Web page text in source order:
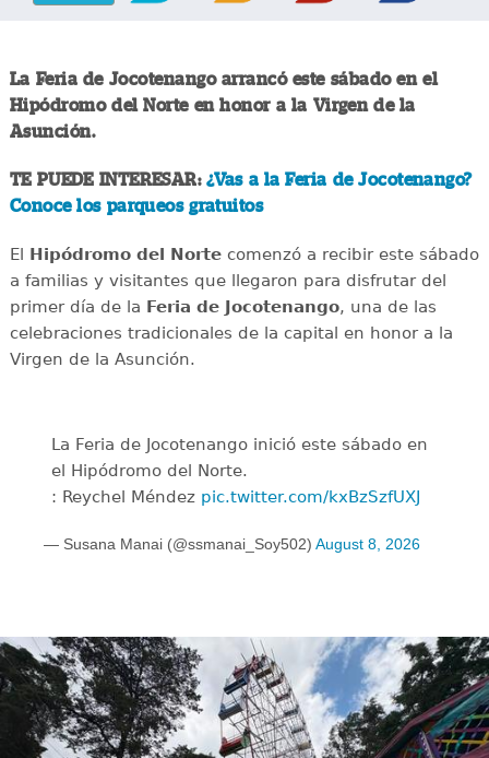
La Feria de Jocotenango arrancó este sábado en el
Hipódromo del Norte en honor a la Virgen de la
Asunción.
TE PUEDE INTERESAR:¿Vas a la Feria de Jocotenango?
Conoce los parqueos gratuitos
El Hipódromo del Nortecomenzó a recibir este sábado
a familias y visitantes que llegaron para disfrutar del
primer día de la Feria de Jocotenango, una de las
celebraciones tradicionales de la capital en honor a la
Virgen de la Asunción.
La Feria de Jocotenango inició este sábado en
el Hipódromo del Norte.
: Reychel Méndez pic.twitter.com/kxBzSzfUXJ
— Susana Manai (@ssmanai_Soy502) August 8, 2026